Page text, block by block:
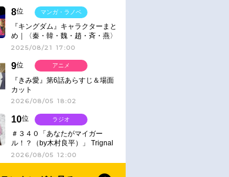
8位
『キングダム』キャラクターまと
め｜〈秦・韓・魏・趙・斉・燕〉
2025/08/21 17:00
マンガ・ラノベ
9位
『きみ愛』第6話あらすじ＆場面
カット
2026/08/05 18:02
アニメ
10位
＃３４０「あなたがマイガー
ル！？（by木村良平）」 Trignal
のキラキラ☆ビートＲ
2026/08/05 12:00
ラジオ